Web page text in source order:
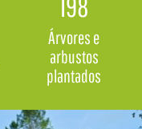
198
Árvores e
arbustos
plantados